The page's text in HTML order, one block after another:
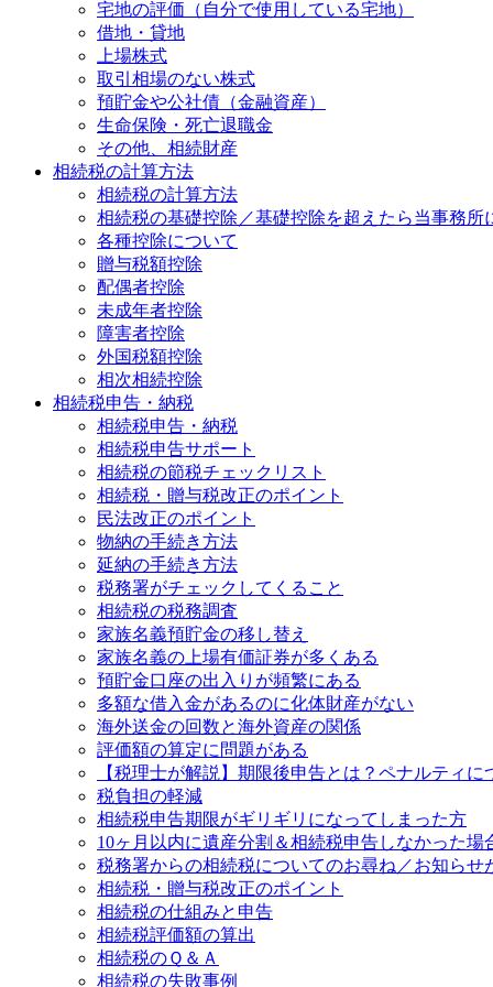
宅地の評価（自分で使用している宅地）
借地・貸地
上場株式
取引相場のない株式
預貯金や公社債（金融資産）
生命保険・死亡退職金
その他、相続財産
相続税の計算方法
相続税の計算方法
相続税の基礎控除／基礎控除を超えたら当事務所
各種控除について
贈与税額控除
配偶者控除
未成年者控除
障害者控除
外国税額控除
相次相続控除
相続税申告・納税
相続税申告・納税
相続税申告サポート
相続税の節税チェックリスト
相続税・贈与税改正のポイント
民法改正のポイント
物納の手続き方法
延納の手続き方法
税務署がチェックしてくること
相続税の税務調査
家族名義預貯金の移し替え
家族名義の上場有価証券が多くある
預貯金口座の出入りが頻繁にある
多額な借入金があるのに化体財産がない
海外送金の回数と海外資産の関係
評価額の算定に問題がある
【税理士が解説】期限後申告とは？ペナルティに
税負担の軽減
相続税申告期限がギリギリになってしまった方
10ヶ月以内に遺産分割＆相続税申告しなかった場
税務署からの相続税についてのお尋ね／お知らせ
相続税・贈与税改正のポイント
相続税の仕組みと申告
相続税評価額の算出
相続税のＱ＆Ａ
相続税の失敗事例